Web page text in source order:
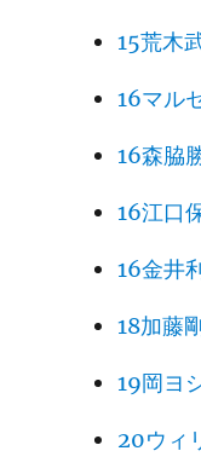
15荒木
16マル
16森脇
16江口
16金井
18加藤
19岡ヨ
20ウィ